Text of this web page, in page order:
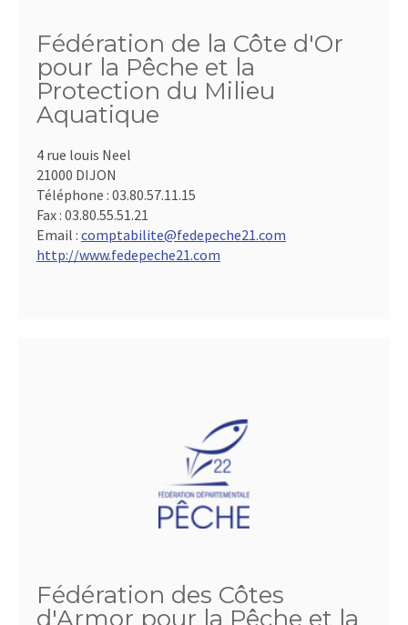
Fédération de la Côte d'Or
pour la Pêche et la
Protection du Milieu
Aquatique
4 rue louis Neel
21000 DIJON
Téléphone : 03.80.57.11.15
Fax : 03.80.55.51.21
Email : comptabilite@fedepeche21.com
http://www.fedepeche21.com
Fédération des Côtes
d'Armor pour la Pêche et la